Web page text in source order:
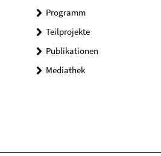
Programm
Teilprojekte
Publikationen
Mediathek